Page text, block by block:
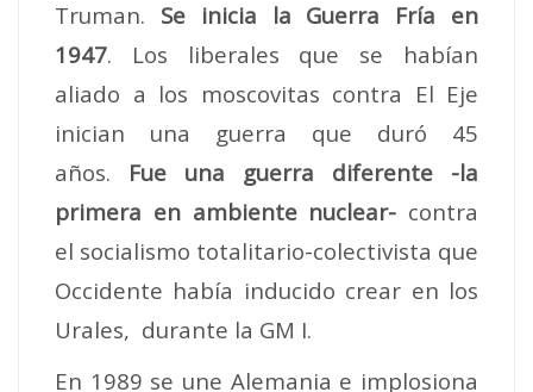
Truman. Se inicia la Guerra Fría en
1947. Los liberales que se habían
aliado a los moscovitas contra El Eje
inician una guerra que duró 45
años. Fue una guerra diferente -la
primera en ambiente nuclear- contra
el socialismo totalitario-colectivista que
Occidente había inducido crear en los
Urales, durante la GM I.
En 1989 se une Alemania e implosiona